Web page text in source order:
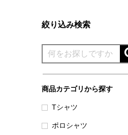
絞り込み検索
商品カテゴリから探す
Tシャツ
ポロシャツ